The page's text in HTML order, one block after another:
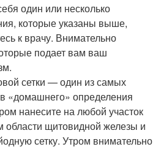
один или несколько
которые указаны выше,
к врачу. Внимательно
подает вам ваш
сетки — один из самых
«домашнего» определения
нанесите на любой участок
области щитовидной железы и
сетку. Утром внимательно